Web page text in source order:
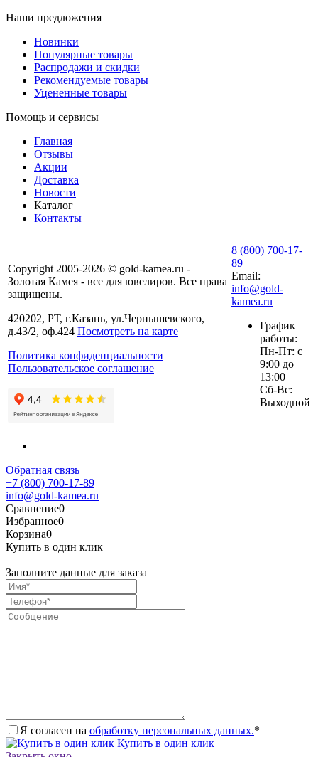
Наши предложения
Новинки
Популярные товары
Распродажи и скидки
Рекомендуемые товары
Уцененные товары
Помощь и сервисы
Главная
Отзывы
Акции
Доставка
Новости
Каталог
Контакты
Copyright 2005-2026 © gold-kamea.ru -
Золотая Камея - все для ювелиров. Все права
защищены.
420202, РТ, г.Казань, ул.Чернышевского,
д.43/2, оф.424 Посмотреть на карте
Политика конфиденциальности
Пользовательское соглашение
8 (800) 700-17-
89
Email:
info@gold-
kamea.ru
График
работы:
Пн-Пт: с
9:00 до
13:00
Сб-Вс:
Выходной
Обратная связь
+7 (800) 700-17-89
info@gold-kamea.ru
Сравнение0
Избранное0
Корзина0
Купить в один клик
Заполните данные для заказа
Я согласен на обработку персональных данных.*
Купить в один клик